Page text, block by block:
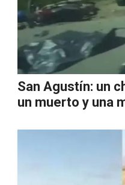
San Agustín: un
un muerto y una